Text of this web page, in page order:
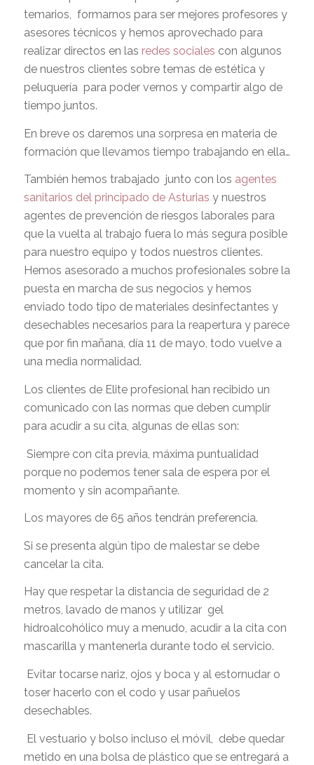
temarios, formarnos para ser mejores profesores y
asesores técnicos y hemos aprovechado para
realizar directos en las redes sociales con algunos
de nuestros clientes sobre temas de estética y
peluquería para poder vernos y compartir algo de
tiempo juntos.
En breve os daremos una sorpresa en materia de
formación que llevamos tiempo trabajando en ella…
También hemos trabajado junto con los agentes
sanitarios del principado de Asturias y nuestros
agentes de prevención de riesgos laborales para
que la vuelta al trabajo fuera lo más segura posible
para nuestro equipo y todos nuestros clientes.
Hemos asesorado a muchos profesionales sobre la
puesta en marcha de sus negocios y hemos
enviado todo tipo de materiales desinfectantes y
desechables necesarios para la reapertura y parece
que por fin mañana, día 11 de mayo, todo vuelve a
una media normalidad.
Los clientes de Elite profesional han recibido un
comunicado con las normas que deben cumplir
para acudir a su cita, algunas de ellas son:
Siempre con cita previa, máxima puntualidad
porque no podemos tener sala de espera por el
momento y sin acompañante.
Los mayores de 65 años tendrán preferencia.
Si se presenta algún tipo de malestar se debe
cancelar la cita.
Hay que respetar la distancia de seguridad de 2
metros, lavado de manos y utilizar gel
hidroalcohólico muy a menudo, acudir a la cita con
mascarilla y mantenerla durante todo el servicio.
Evitar tocarse nariz, ojos y boca y al estornudar o
toser hacerlo con el codo y usar pañuelos
desechables.
El vestuario y bolso incluso el móvil, debe quedar
metido en una bolsa de plástico que se entregará a